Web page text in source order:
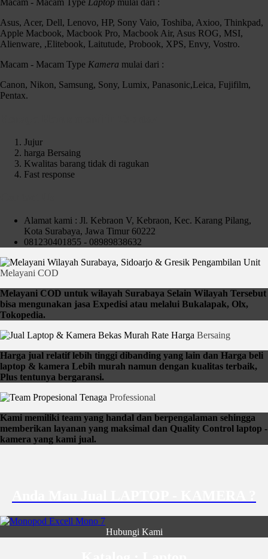
Max Load 3kg
Kondisi :
Fisik 93%
Kelengkapan :
Unit
Backpack
Harga 100rb aja siapa cepat dia dapat
Macam - Macam Type Laptop mulai dari :
Asus, Acer, Dell, Lenovo, HP, Sony Vaio, Toshiba, Axioo, Thinkpad,
Apple Macbook, Macbook Pro, Macbook Air, Asus ROG, MSI,
Alienware, ,Elitebook, Laitutude, Probook, XPS, Envy, Vostro.
Macam - Macam Type Kamera mulai dari :
Canon, Nikon, Samsung, Sony, Lumix, Panasonic,Leica, Fujifilm,
Pentax.
Jujur
harga Bersaing
Kwalitas barang tidak di ragukan
Fast response
Alamat kami : Jl. Kebraon V, Kebraon, Kec. Karang Pilang,
Kota Surabaya, Jawa Timur 60222
081230401855 - 08989838632
Pengambilan Unit
Melayani COD
Melayani COD untuk wilayah Surabaya Selain Wilayah Tersebut
bisa mengunakan jasa Expedisi atau melalui Bukalapak, Olx,
Tokopedia.
Rate Harga Bersaing
Harga jual relatif lebih tinggi dibanding yang lain dan Harga beli
laptop & kamera Lebih murah namun dengan kualitas terbaik,
Plus tentunya bergaransi.
Tenaga Professional
Kami memiliki team yang handal dan berpengalaman sehingga
memberikan layanan yang maksimal dan Quality Control laptop -
kamera yang kami jual.
Hubungi Kami